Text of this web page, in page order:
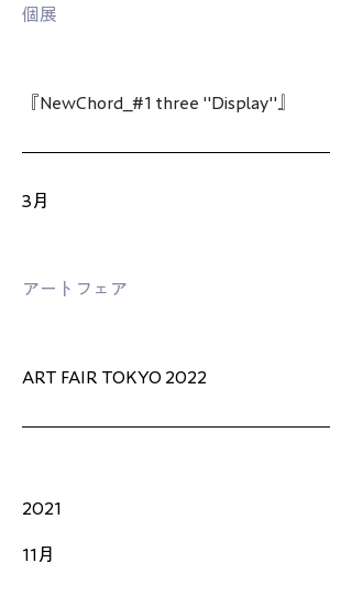
個展
『NewChord_#1 three "Display"』
3月
アートフェア
ART FAIR TOKYO 2022
2021
11月